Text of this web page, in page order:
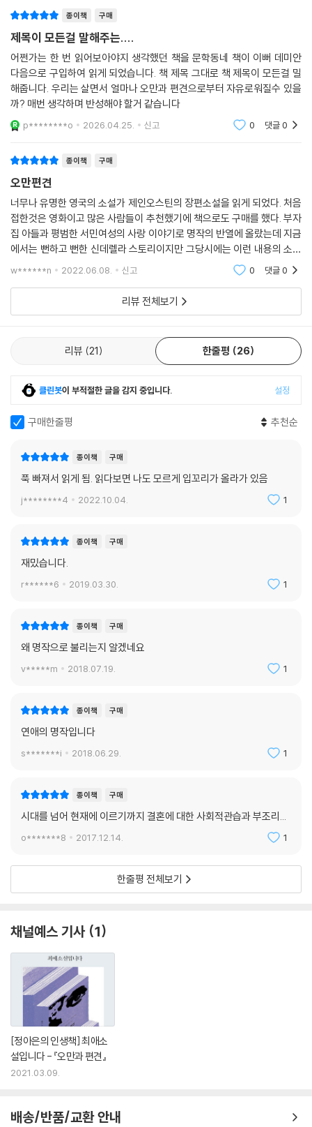
고정된 이미지를 깨는 그녀의 모습은 독립된 판단력과 자아를 지닌 현대적
여성상으로 그려진다.
종이책 구매
제목이 모든걸 말해주는....
어쩐가는 한 번 읽어보아야지 생각했던 책을 문학동네 책이 이뻐 데미안
다음으로 구입하여 읽게 되었습니다. 책 제목 그대로 책 제목이 모든걸 밀
해줍니다. 우리는 살면서 얼마나 오만과 편견으로부터 자유로워질수 있을
까? 매번 생각하며 반성해야 할거 같습니다
p********o 2026.04.25. 신고 0 댓글0
종이책 구매
오만편견
너무나 유명한 영국의 소설가 제인오스틴의 장편소설을 읽게 되었다. 처음
접한것은 영화이고 많은 사람들이 추천했기에 책으로도 구매를 했다. 부자
집 아들과 평범한 서민여성의 사랑 이야기로 명작의 반열에 올랐는데 지금
에서는 뻔하고 뻔한 신데렐라 스토리이지만 그당시에는 이런 내용의 소설
이 없었기에 이 작품을 따라한 많은 아류작이 나왔는데 그때문에 이 소설
w******n 2022.06.08. 신고 0 댓글0
리뷰 전체보기
리뷰 21 한줄평 26
클린봇이 부적절한 글을 감지 중입니다. 설정
구매한줄평 추천순
종이책 구매
푹 빠져서 읽게 됨. 읽다보면 나도 모르게 입꼬리가 올라가 있음
j********4 2022.10.04. 1
종이책 구매
재밌습니다.
r******6 2019.03.30. 1
종이책 구매
왜 명작으로 불리는지 알겠네요
v*****m 2018.07.19. 1
종이책 구매
연애의 명작입니다
s*******i 2018.06.29. 1
종이책 구매
시대를 넘어 현재에 이르기까지 결혼에 대한 사회적관습과 부조리...
o*******8 2017.12.14. 1
한줄평 전체보기
채널예스 기사 1
[정아은의 인생책] 최애소
설입니다 - 『오만과 편견』
2021.03.09.
배송/반품/교환 안내